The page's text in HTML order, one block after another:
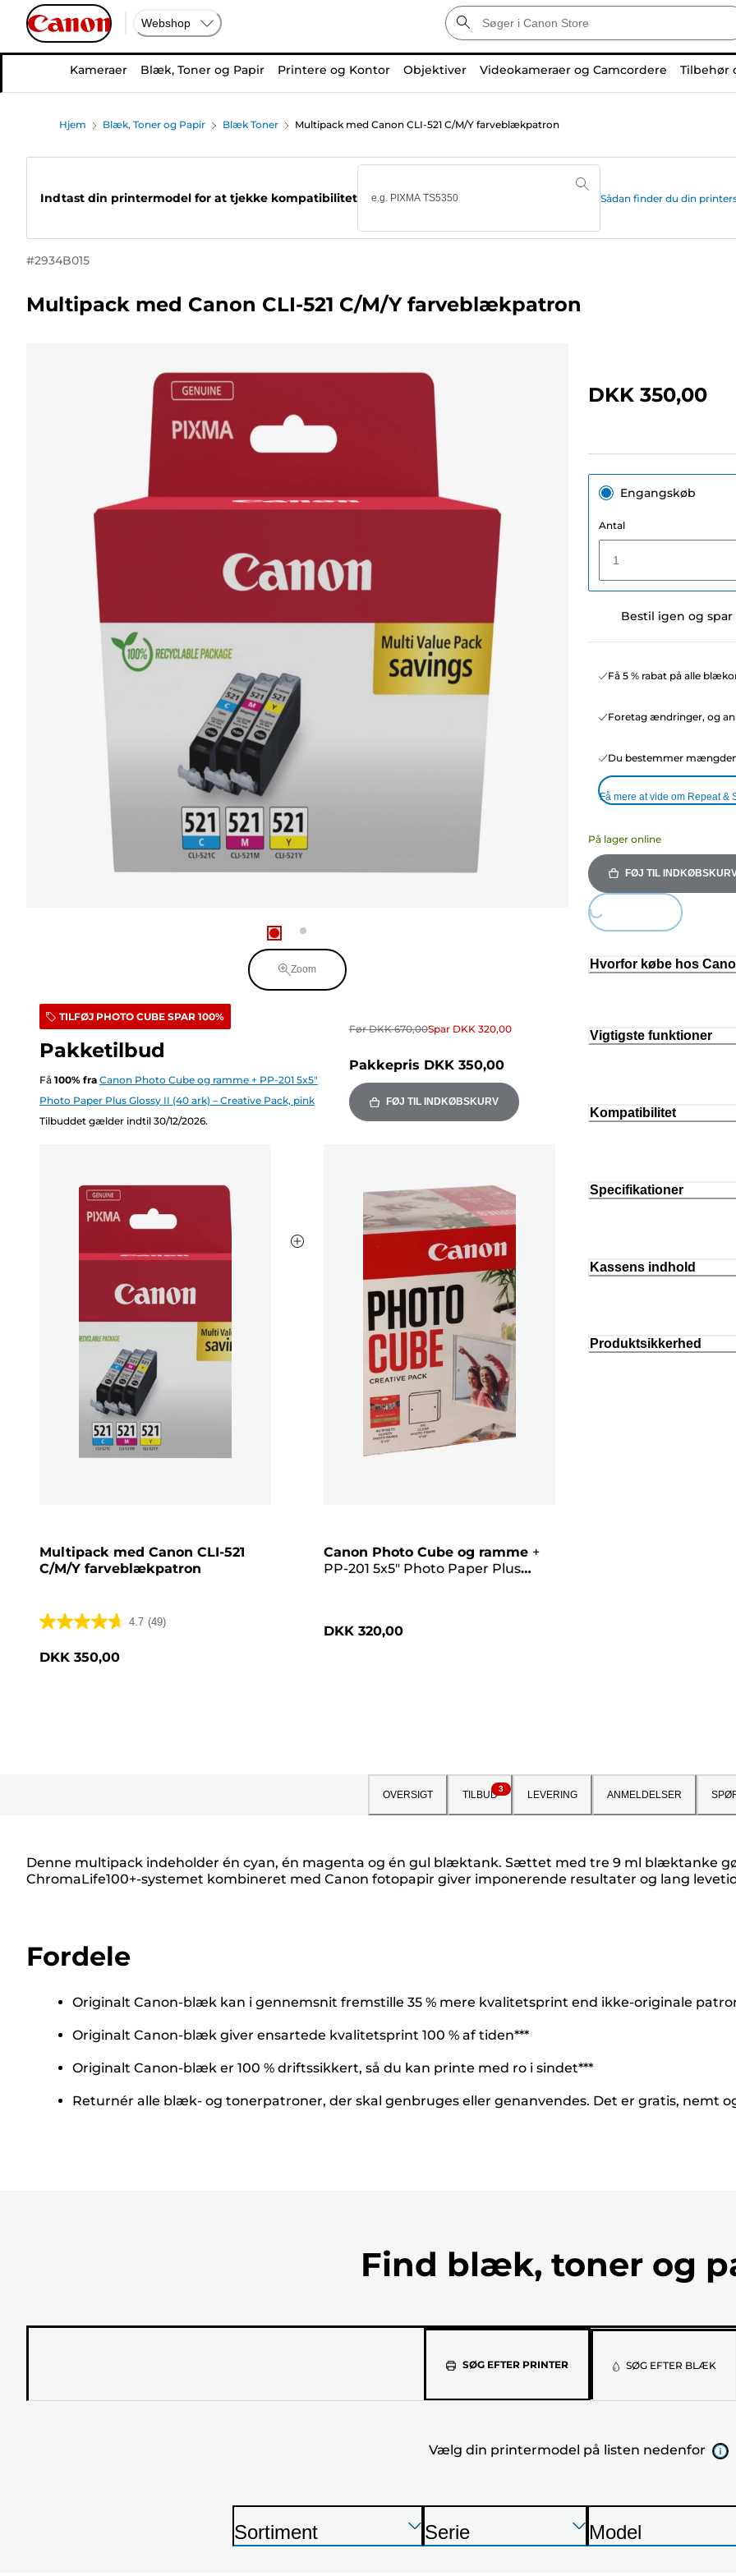
Webshop
Kameraer Blæk, Toner og Papir Printere og Kontor Objektiver Videokameraer og Camcordere Tilbehør
Hjem Blæk, Toner og Papir Blæk Toner Multipack med Canon CLI-521 C/M/Y farveblækpatron
Indtast din printermodel for at tjekke kompatibilitet Sådan finder du din
#2934B015
Multipack med Canon CLI-521 C/M/Y farveblækpatron
Zoom
TILFØJ PHOTO CUBE SPAR 100%
Pakketilbud
Få 100% fra Canon Photo Cube og ramme + PP-201 5x5"
Photo Paper Plus Glossy II (40 ark) – Creative Pack, pink
Tilbuddet gælder indtil 30/12/2026.
FørDKK 670,00Spar DKK 320,00
Pakkepris DKK 350,00
FØJ TIL INDKØBSKURV
Multipack med Canon CLI-521
C/M/Y farveblækpatron
4.7 (49)
4.7
ud
DKK 350,00
Canon Photo Cube og ramme +
PP-201 5x5" Photo Paper Plus
DKK 320,00
DKK 350,00
Engangskøb
Antal
1
Bestil igen og spar
Få 5 % rabat på alle
Foretag ændringer, og
Du bestemmer
Få mere at vide om Repeat &
På lager online
FØJ TIL
Loading...
Hvorfor købe hos
Vigtigste funktioner
Kompatibilitet
Specifikationer
Kassens indhold
Produktsikkerhed
OVERSIGT TILBUD
3
LEVERING ANMELDELSER
Denne multipack indeholder én cyan, én magenta og én gul blæktank. Sættet med tre 9 ml blæktanke
ChromaLife100+-systemet kombineret med Canon fotopapir giver imponerende resultater og lang
Fordele
Originalt Canon-blæk kan i gennemsnit fremstille 35 % mere kvalitetsprint end ikke-originale
Originalt Canon-blæk giver ensartede kvalitetsprint 100 % af tiden***
Originalt Canon-blæk er 100 % driftssikkert, så du kan printe med ro i sindet***
Returnér alle blæk- og tonerpatroner, der skal genbruges eller genanvendes. Det er gratis, nemt
Find blæk, toner og
SØG EFTER PRINTER
Vælg
din
listen
nedenfor
SØG EFTER BLÆK
Vælg din printermodel på listen nedenfor
Tryk
Enter
P
Sortiment
Tryk
Enter
P
Serie
Tryk
Enter
P
Model